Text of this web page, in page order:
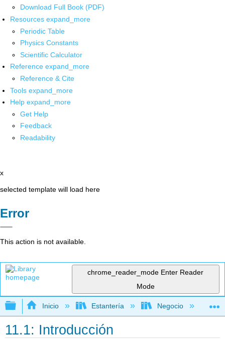
Download Full Book (PDF)
Resources expand_more
Periodic Table
Physics Constants
Scientific Calculator
Reference expand_more
Reference & Cite
Tools expand_more
Help expand_more
Get Help
Feedback
Readability
x
selected template will load here
Error
This action is not available.
chrome_reader_mode Enter Reader
Mode
Expandir/contraer jerarquía global
Inicio Estantería Negocio
11.1: Introducción